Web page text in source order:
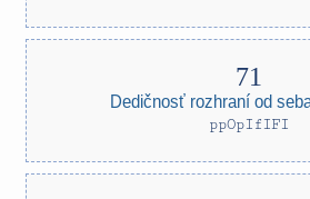
Dedičnosť rozhraní od
ppOpIfIFI